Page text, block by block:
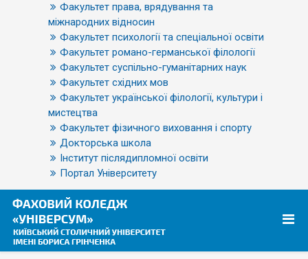
Факультет права, врядування та
міжнародних відносин
Факультет психології та спеціальної освіти
Факультет романо-германської філології
Факультет суспільно-гуманітарних наук
Факультет східних мов
Факультет української філології, культури і
мистецтва
Факультет фізичного виховання і спорту
Докторська школа
Інститут післядипломної освіти
Портал Університету